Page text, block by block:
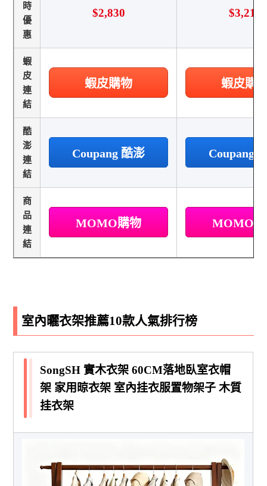
時
優
惠
$2,830 $3,215
蝦
皮
連
結
蝦皮購物 蝦皮購
酷
澎
連
結
Coupang 酷澎 Coupang
商
品
連
結
MOMO購物 MOMO
室內曬衣架推薦10款人氣排行榜
SongSH 實木衣架 60CM落地臥室衣帽
架 家用晾衣架 室內挂衣服置物架子 木質
挂衣架